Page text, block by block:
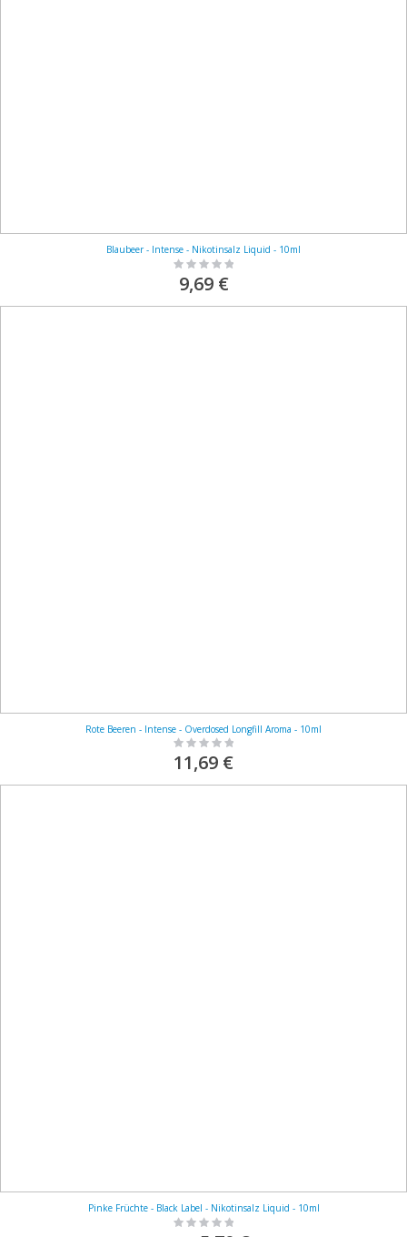
Blaubeer - Intense - Nikotinsalz Liquid - 10ml
Rating:
9,69 €
Rote Beeren - Intense - Overdosed Longfill Aroma - 10ml
Rating:
0%
11,69 €
Pinke Früchte - Black Label - Nikotinsalz Liquid - 10ml
Rating: